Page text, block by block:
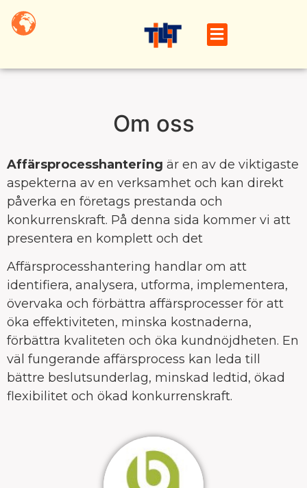
Om oss
Affärsprocesshantering är en av de viktigaste
aspekterna av en verksamhet och kan direkt
påverka en företags prestanda och
konkurrenskraft. På denna sida kommer vi att
presentera en komplett och det
Affärsprocesshantering handlar om att
identifiera, analysera, utforma, implementera,
övervaka och förbättra affärsprocesser för att
öka effektiviteten, minska kostnaderna,
förbättra kvaliteten och öka kundnöjdheten. En
väl fungerande affärsprocess kan leda till
bättre beslutsunderlag, minskad ledtid, ökad
flexibilitet och ökad konkurrenskraft.